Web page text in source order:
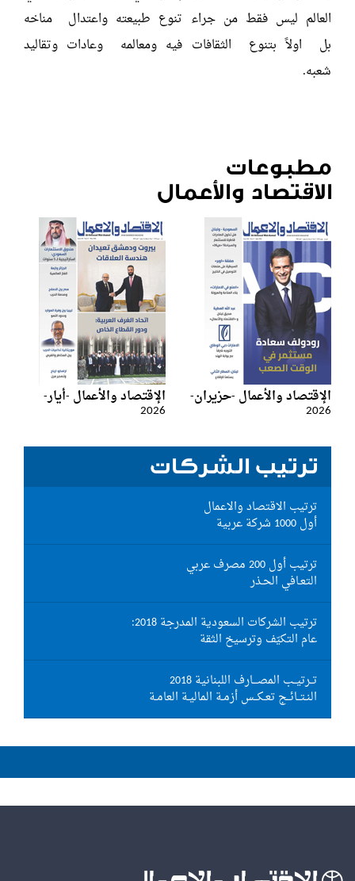
العالم ليس فقط من جراء تنوع طبيعته واعتدال مناخه
بل اولاً بتنوع الثقافات فيه ومعالمه وعادات وتقاليد
شعبه.
مطبوعات
الاقتصاد والأعمال
الإقتصاد والأعمال -حزيران-
2026
الإقتصاد والأعمال -أيار-
2026
ترتيب الشركات
ترتيب الاقتصاد والاعمال
أول 1000 شركة عربية
ترتيب أول 200 مصرف عربي
التعـافي الحـذر
ترتيب الشركات السعودية المدرجة 2018:
عام التكيّف وترسيخ الثقة
تــرتيــب المصـــارف اللبنانية 2018
النـتــائــج تعـكــس أزمـة الماليـة العامـة